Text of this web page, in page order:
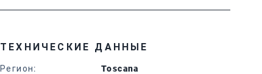
ТЕХНИЧЕСКИЕ ДАННЫЕ
Регион:
Toscana